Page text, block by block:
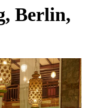
Berlin,